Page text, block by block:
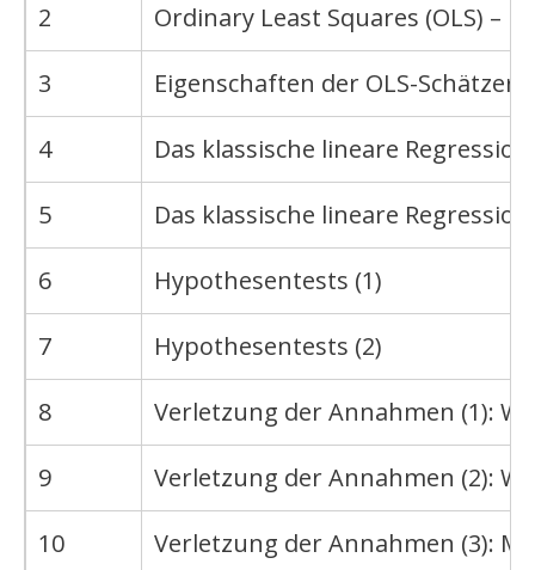
2 Ordinary Least Squares (OLS) –
3 Eigenschaften der OLS-Schätzer
4 Das klassische lineare
5 Das klassische lineare
6 Hypothesentests (1)
7 Hypothesentests (2)
8 Verletzung der Annahmen (1):
9 Verletzung der Annahmen (2):
10 Verletzung der Annahmen (3):